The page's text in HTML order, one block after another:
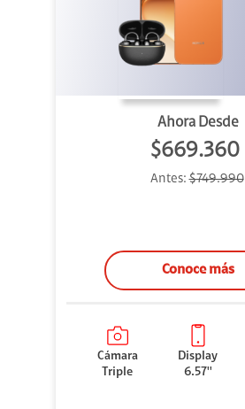
Ahora Desde
$669.360
Antes:$749.990
Conoce más
Cámara
Triple
Display
6.57''